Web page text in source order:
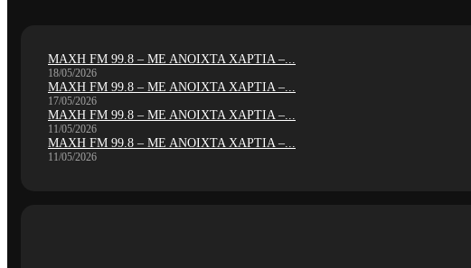
ΜΑΧΗ FM 99.8 – ΜΕ ΑΝΟΙΧΤΑ ΧΑΡΤΙΑ –...
18/05/2026
ΜΑΧΗ FM 99.8 – ΜΕ ΑΝΟΙΧΤΑ ΧΑΡΤΙΑ –...
17/05/2026
ΜΑΧΗ FM 99.8 – ΜΕ ΑΝΟΙΧΤΑ ΧΑΡΤΙΑ –...
11/05/2026
ΜΑΧΗ FM 99.8 – ΜΕ ΑΝΟΙΧΤΑ ΧΑΡΤΙΑ –...
11/05/2026